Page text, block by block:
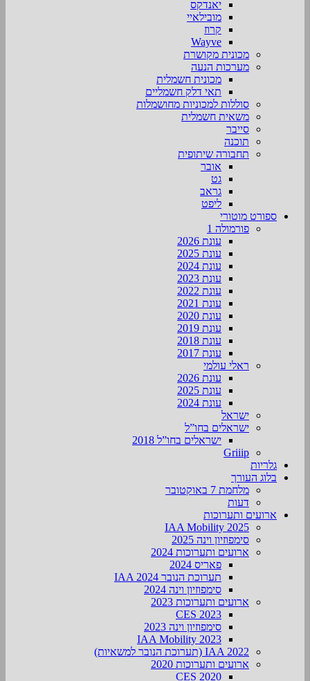
יאנדקס
מובילאיי
קרוז
Wayve
מכונית מקושרת
מערכות הנעה
מכונית חשמלית
תאי דלק חשמליים
סוללות למכוניות מחושמלות
משאית חשמלית
סייבר
תוכנה
תחבורה שיתופית
אובר
גט
גראב
ליפט
ספורט מוטורי
פורמולה 1
עונת 2026
עונת 2025
עונת 2024
עונת 2023
עונת 2022
עונת 2021
עונת 2020
עונת 2019
עונת 2018
עונת 2017
ראלי עולמי
עונת 2026
עונת 2025
עונת 2024
ישראל
ישראלים בחו”ל
ישראלים בחו”ל 2018
Griiip
גלריות
בלוג העורך
מלחמת 7 באוקטובר
דעות
ארועים ותערוכות
2025 IAA Mobility
סימפוזיון וינה 2025
ארועים ותערוכות 2024
פאריס 2024
תערוכת הנובר IAA 2024
סימפוזיון וינה 2024
ארועים ותערוכות 2023
CES 2023
סימפוזיון וינה 2023
IAA Mobility 2023
IAA 2022 (תערוכת הנובר למשאיות)
ארועים ותערוכות 2020
CES 2020